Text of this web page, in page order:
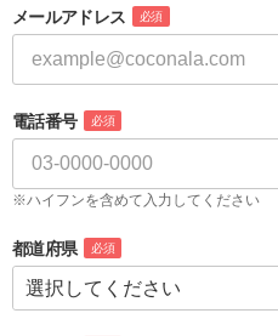
メールアドレス 必須
電話番号 必須
※ハイフンを含めて入力してください
都道府県 必須